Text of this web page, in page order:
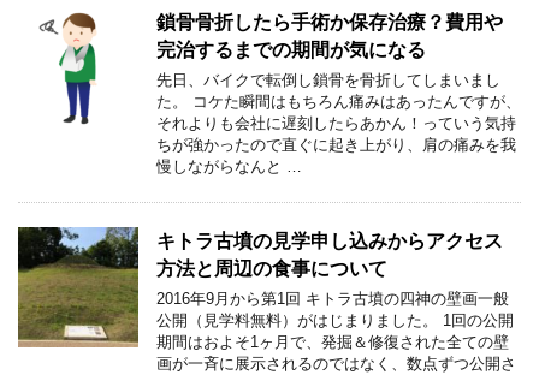
鎖骨骨折したら手術か保存治療？費用や
完治するまでの期間が気になる
先日、バイクで転倒し鎖骨を骨折してしまいまし
た。 コケた瞬間はもちろん痛みはあったんですが、
それよりも会社に遅刻したらあかん！っていう気持
ちが強かったので直ぐに起き上がり、肩の痛みを我
慢しながらなんと …
キトラ古墳の見学申し込みからアクセス
方法と周辺の食事について
2016年9月から第1回 キトラ古墳の四神の壁画一般
公開（見学料無料）がはじまりました。 1回の公開
期間はおよそ1ヶ月で、発掘＆修復された全ての壁
画が一斉に展示されるのではなく、数点ずつ公開さ